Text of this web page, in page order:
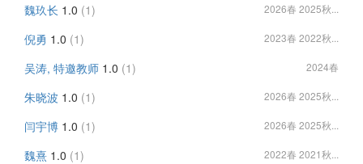
魏玖长 1.0 (1) 2026春 2025秋...
倪勇 1.0 (1) 2023春 2022秋...
吴涛, 特邀教师 1.0 (1) 2024春
朱晓波 1.0 (1) 2026春 2025秋...
闫宇博 1.0 (1) 2026春 2025秋...
魏熹 1.0 (1) 2022春 2021秋...